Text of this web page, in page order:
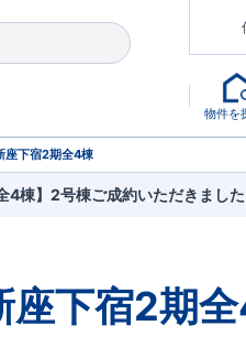
物件を
座下宿2期全4棟
棟】2号棟ご成約いただきました
座下宿2期